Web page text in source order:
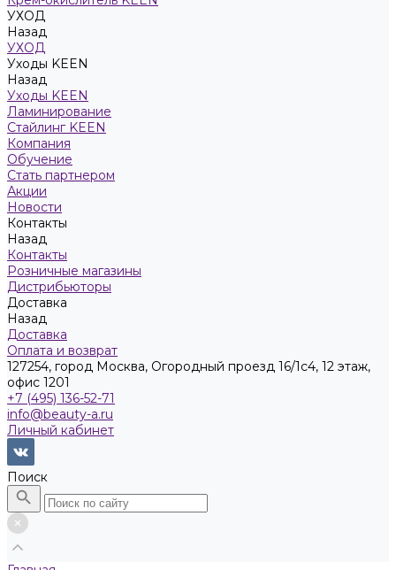
УХОД
Назад
УХОД
Уходы KEEN
Назад
Уходы KEEN
Ламинирование
Стайлинг KEEN
Компания
Обучение
Стать партнером
Акции
Новости
Контакты
Назад
Контакты
Розничные магазины
Дистрибьюторы
Доставка
Назад
Доставка
Оплата и возврат
127254, город Москва, Огородный проезд 16/1с4, 12 этаж,
офис 1201
+7 (495) 136-52-71
info@beauty-a.ru
Личный кабинет
Поиск